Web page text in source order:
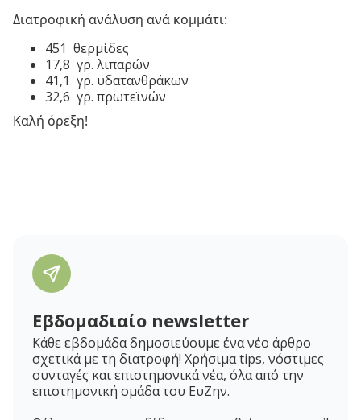
Διατροφική ανάλυση ανά κομμάτι:
451 θερμίδες
17,8 γρ. λιπαρών
41,1 γρ. υδατανθράκων
32,6 γρ. πρωτεϊνών
Καλή όρεξη!
Εβδομαδιαίο newsletter
Κάθε εβδομάδα δημοσιεύουμε ένα νέο άρθρο
σχετικά με τη διατροφή! Χρήσιμα tips, νόστιμες
συνταγές και επιστημονικά νέα, όλα από την
επιστημονική ομάδα του ΕυΖην.